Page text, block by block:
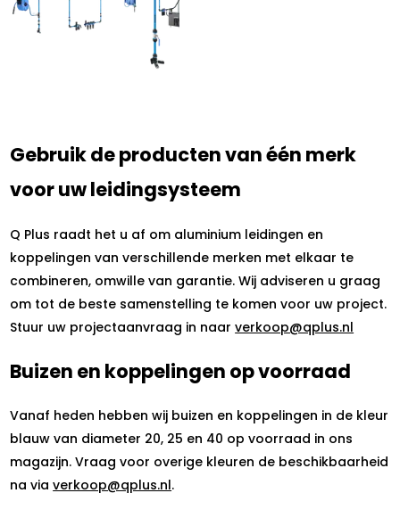
Gebruik de producten van één merk
voor uw leidingsysteem
Q Plus raadt het u af om aluminium leidingen en
koppelingen van verschillende merken met elkaar te
combineren, omwille van garantie. Wij adviseren u graag
om tot de beste samenstelling te komen voor uw project.
Stuur uw projectaanvraag in naarverkoop@qplus.nl
Buizen en koppelingen op voorraad
Vanaf heden hebben wij buizen en koppelingen in de kleur
blauw van diameter 20, 25 en 40 op voorraad in ons
magazijn. Vraag voor overige kleuren de beschikbaarheid
na viaverkoop@qplus.nl.